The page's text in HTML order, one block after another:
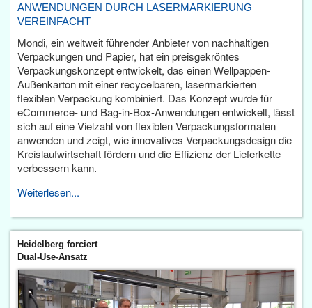
ANWENDUNGEN DURCH LASERMARKIERUNG
VEREINFACHT
Mondi, ein weltweit führender Anbieter von nachhaltigen
Verpackungen und Papier, hat ein preisgekröntes
Verpackungskonzept entwickelt, das einen Wellpappen-
Außenkarton mit einer recycelbaren, lasermarkierten
flexiblen Verpackung kombiniert. Das Konzept wurde für
eCommerce- und Bag-in-Box-Anwendungen entwickelt, lässt
sich auf eine Vielzahl von flexiblen Verpackungsformaten
anwenden und zeigt, wie innovatives Verpackungsdesign die
Kreislaufwirtschaft fördern und die Effizienz der Lieferkette
verbessern kann.
Weiterlesen...
Heidelberg forciert
Dual-Use-Ansatz